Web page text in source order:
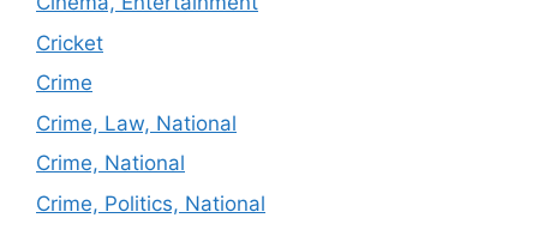
Cricket
Crime
Crime, Law, National
Crime, National
Crime, Politics, National